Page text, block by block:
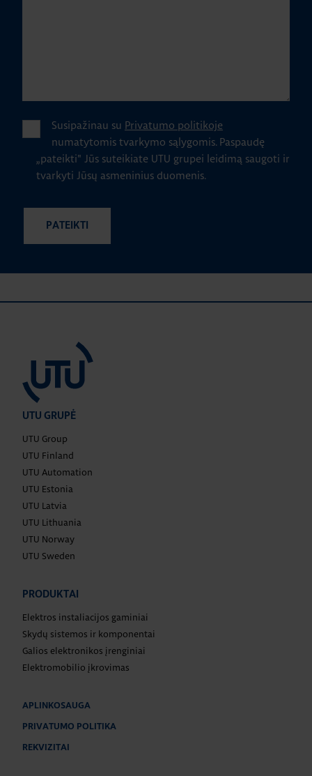
Susipažinau su Privatumo politikoje
numatytomis tvarkymo sąlygomis. Paspaudę
„pateikti" Jūs suteikiate UTU grupei leidimą saugoti ir
tvarkyti Jūsų asmeninius duomenis.
UTU GRUPĖ
UTU Group
UTU Finland
UTU Automation
UTU Estonia
UTU Latvia
UTU Lithuania
UTU Norway
UTU Sweden
PRODUKTAI
Elektros instaliacijos gaminiai
Skydų sistemos ir komponentai
Galios elektronikos įrenginiai
Elektromobilio įkrovimas
APLINKOSAUGA
PRIVATUMO POLITIKA
REKVIZITAI